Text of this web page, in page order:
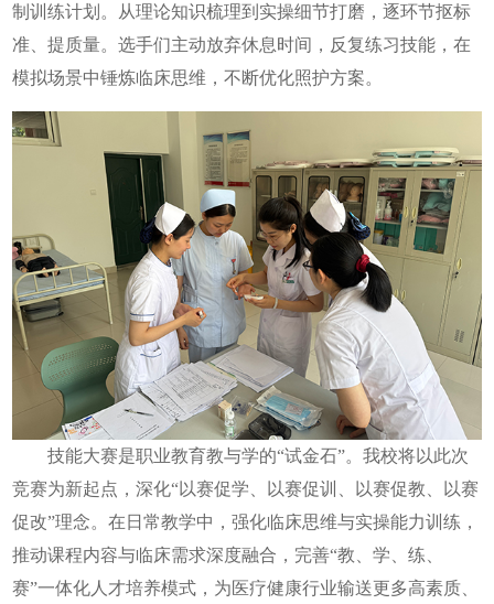
制训练计划。从理论知识梳理到实操细节打磨，逐环节抠标
准、提质量。选手们主动放弃休息时间，反复练习技能，在
模拟场景中锤炼临床思维，不断优化照护方案。
技能大赛是职业教育教与学的“试金石”。我校将以此次
竞赛为新起点，深化“以赛促学、以赛促训、以赛促教、以赛
促改”理念。在日常教学中，强化临床思维与实操能力训练，
推动课程内容与临床需求深度融合，完善“教、学、练、
赛”一体化人才培养模式，为医疗健康行业输送更多高素质、